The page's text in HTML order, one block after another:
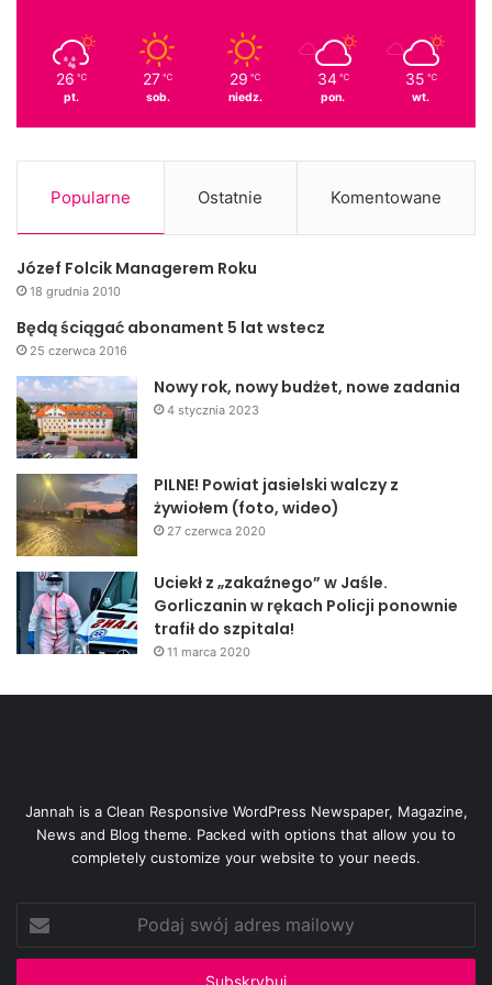
26 ℃
pt.
27 ℃
sob.
29 ℃
niedz.
34 ℃
pon.
35 ℃
wt.
Popularne Ostatnie Komentowane
Józef Folcik Managerem Roku
18 grudnia 2010
Będą ściągać abonament 5 lat wstecz
25 czerwca 2016
Nowy rok, nowy budżet, nowe zadania
4 stycznia 2023
PILNE! Powiat jasielski walczy z
żywiołem (foto, wideo)
27 czerwca 2020
Uciekł z „zakaźnego” w Jaśle.
Gorliczanin w rękach Policji ponownie
trafił do szpitala!
11 marca 2020
Jannah is a Clean Responsive WordPress Newspaper, Magazine,
News and Blog theme. Packed with options that allow you to
completely customize your website to your needs.
swój
adres